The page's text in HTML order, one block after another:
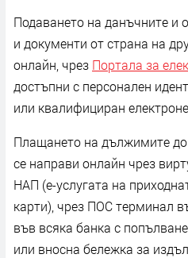
Подаването на данъчните и
и документи от страна на
онлайн, чрез Портала за
достъпни с персонален
или квалифициран
Плащането на дължимите
се направи онлайн чрез
НАП (е-услугата на
карти), чрез ПОС терминал
във всяка банка с
или вносна бележка за